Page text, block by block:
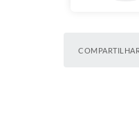
COMPARTILHAR